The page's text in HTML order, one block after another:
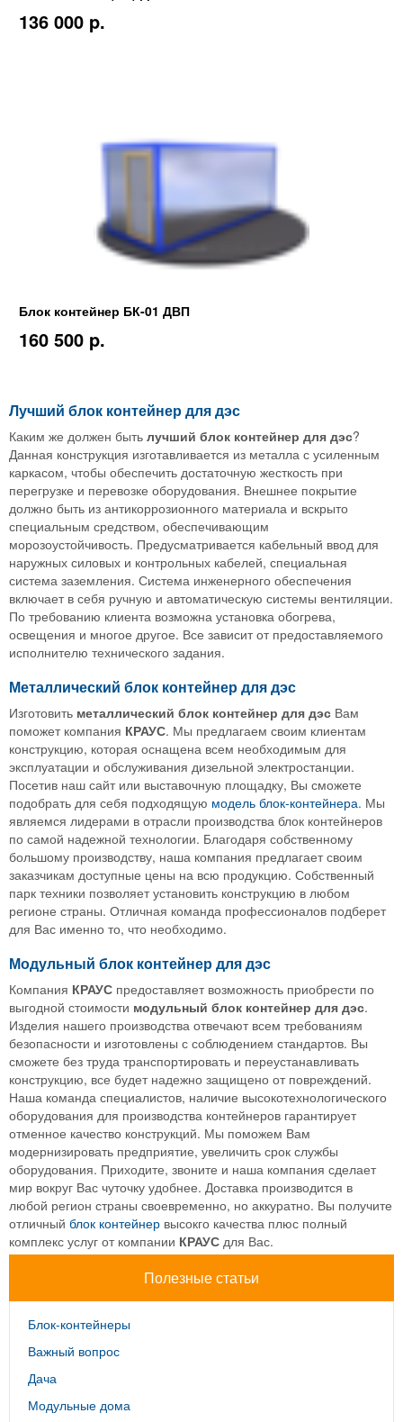
136 000 p.
Блок контейнер БК-01 ДВП
160 500 p.
Лучший блок контейнер для дэс
Каким же должен быть лучший блок контейнер для дэс?
Данная конструкция изготавливается из металла с усиленным
каркасом, чтобы обеспечить достаточную жесткость при
перегрузке и перевозке оборудования. Внешнее покрытие
должно быть из антикоррозионного материала и вскрыто
специальным средством, обеспечивающим
морозоустойчивость. Предусматривается кабельный ввод для
наружных силовых и контрольных кабелей, специальная
система заземления. Система инженерного обеспечения
включает в себя ручную и автоматическую системы вентиляции.
По требованию клиента возможна установка обогрева,
освещения и многое другое. Все зависит от предоставляемого
исполнителю технического задания.
Металлический блок контейнер для дэс
Изготовить металлический блок контейнер для дэс Вам
поможет компания КРАУС. Мы предлагаем своим клиентам
конструкцию, которая оснащена всем необходимым для
эксплуатации и обслуживания дизельной электростанции.
Посетив наш сайт или выставочную площадку, Вы сможете
подобрать для себя подходящую модель блок-контейнера. Мы
являемся лидерами в отрасли производства блок контейнеров
по самой надежной технологии. Благодаря собственному
большому производству, наша компания предлагает своим
заказчикам доступные цены на всю продукцию. Собственный
парк техники позволяет установить конструкцию в любом
регионе страны. Отличная команда профессионалов подберет
для Вас именно то, что необходимо.
Модульный блок контейнер для дэс
Компания КРАУС предоставляет возможность приобрести по
выгодной стоимости модульный блок контейнер для дэс.
Изделия нашего производства отвечают всем требованиям
безопасности и изготовлены с соблюдением стандартов. Вы
сможете без труда транспортировать и переустанавливать
конструкцию, все будет надежно защищено от повреждений.
Наша команда специалистов, наличие высокотехнологического
оборудования для производства контейнеров гарантирует
отменное качество конструкций. Мы поможем Вам
модернизировать предприятие, увеличить срок службы
оборудования. Приходите, звоните и наша компания сделает
мир вокруг Вас чуточку удобнее. Доставка производится в
любой регион страны своевременно, но аккуратно. Вы получите
отличный блок контейнер высокго качества плюс полный
комплекс услуг от компании КРАУС для Вас.
Полезные статьи
Блок-контейнеры
Важный вопрос
Дача
Модульные дома